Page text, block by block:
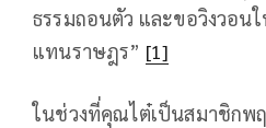
ธรรมถอนตัว และขอวิงวอน
แทนราษฎร” [1]
ในช่วงที่คุณไต๋เป็นสมาชิกพ